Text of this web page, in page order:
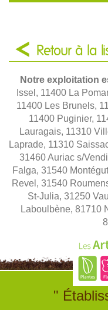
Retour à la
Notre exploitation
Issel, 11400 La
11400 Les Brunels,
11400 Puginier,
Lauragais, 11310
Laprade, 11310
31460 Auriac s/
Falga, 31540
Revel, 31540
St-Julia, 31250
Laboulbène, 81710
"